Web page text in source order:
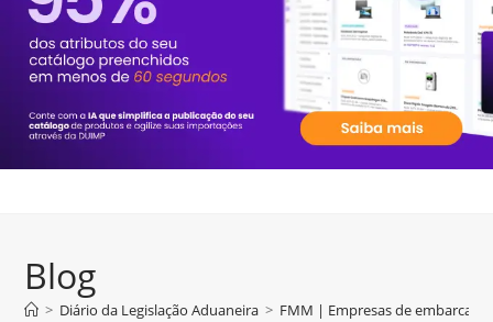
Blog
> Diário da Legislação Aduaneira > FMM | Empresas de